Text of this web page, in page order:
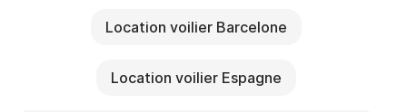
Location voilier Barcelone
Location voilier Espagne